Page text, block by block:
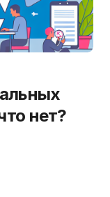
нет?